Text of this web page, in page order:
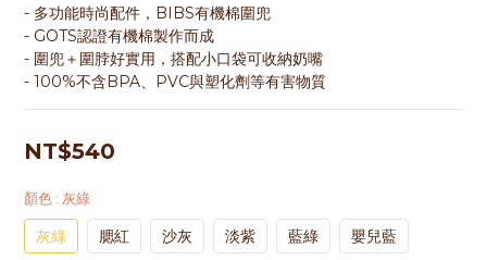
- 多功能時尚配件，BIBS有機棉圍兜
- GOTS認證有機棉製作而成
- 圍兜＋圍脖好實用，搭配小口袋可收納奶嘴
- 100%不含BPA、PVC與塑化劑等有害物質
NT$540
顏色 : 灰綠
灰綠 腮紅 沙灰 淡紫 藍綠 嬰兒藍